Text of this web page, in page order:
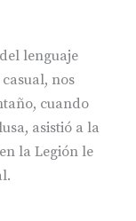
lenguaje
nos
cuando
asistió a la
la Legión le